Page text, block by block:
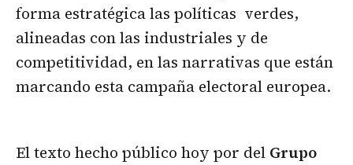
forma estratégica las políticas verdes,
alineadas con las industriales y de
competitividad, en las narrativas que están
marcando esta campaña electoral europea.
El texto hecho público hoy por del Grupo